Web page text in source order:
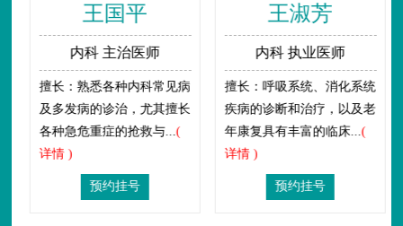
王国平
内科 主治医师
擅长：熟悉各种内科常见病
及多发病的诊治，尤其擅长
各种急危重症的抢救与...(
详情 )
预约挂号
王淑芳
内科 执业医师
擅长：呼吸系统、消化系统
疾病的诊断和治疗，以及老
年康复具有丰富的临床...(
详情 )
预约挂号